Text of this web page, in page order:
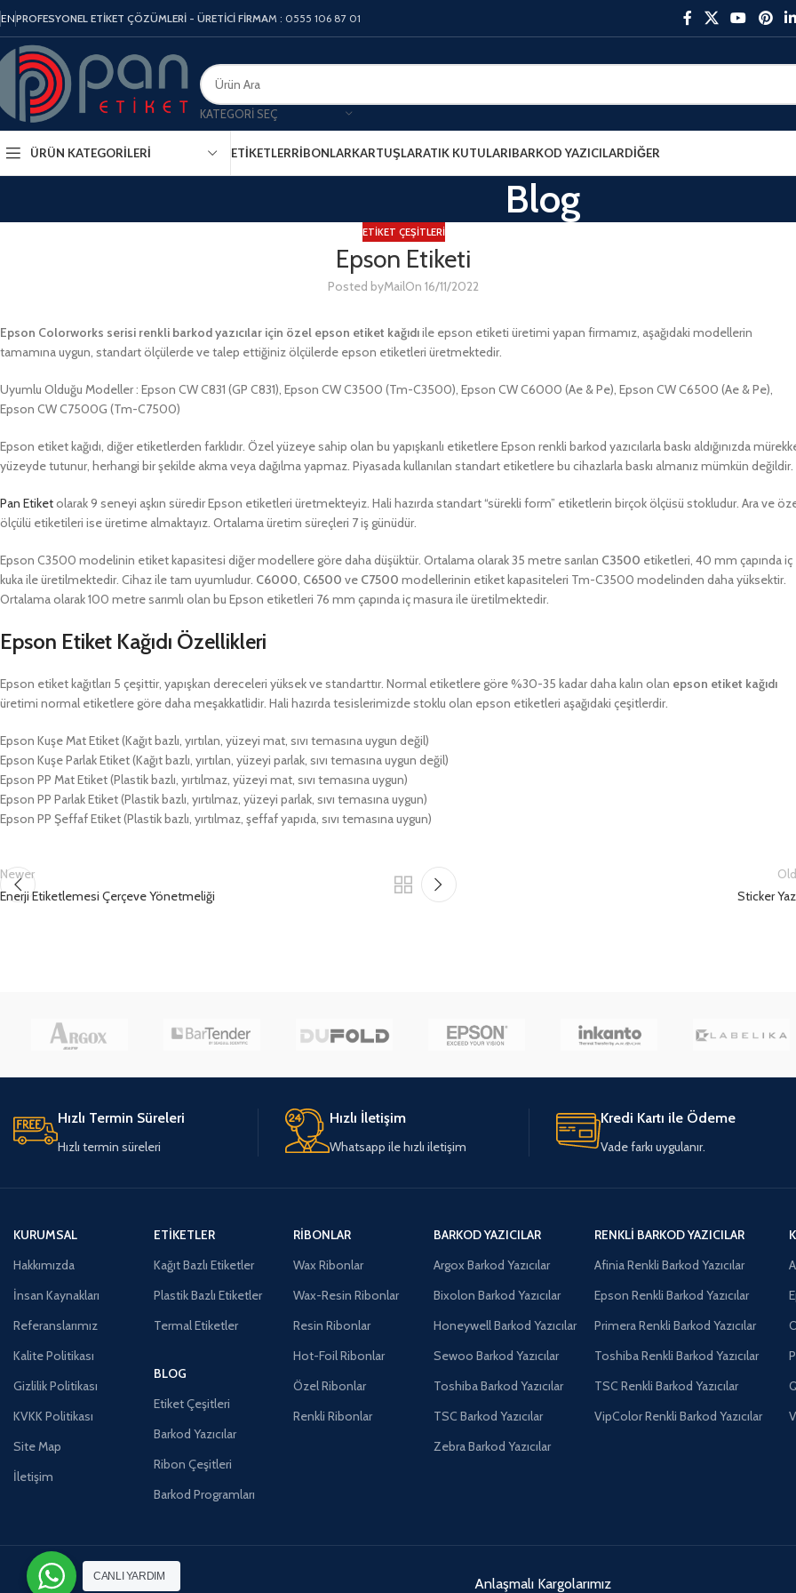
ENPROFESYONEL ETİKET ÇÖZÜMLERİ - ÜRETİCİ FİRMAM : 0555 106 87 01
KATEGORI SEÇ
ÜRÜN KATEGORILERI ETIKETLERRIBONLARKARTUŞLARATIK KUTULARIBARKOD YAZICILARDIĞER
Blog
ETIKET ÇEŞITLERI
Epson Etiketi
Posted byMailOn 16/11/2022
Epson Colorworks serisi renkli barkod yazıcılar için özel epson etiket kağıdıile epson etiketi üretimi yapan firmamız, aşağıdaki modellerin
tamamına uygun, standart ölçülerde ve talep ettiğiniz ölçülerde epson etiketleri üretmektedir.
Uyumlu Olduğu Modeller : Epson CW C831 (GP C831), Epson CW C3500 (Tm-C3500), Epson CW C6000 (Ae & Pe), Epson CW C6500 (Ae & Pe),
Epson CW C7500G (Tm-C7500)
Epson etiket kağıdı, diğer etiketlerden farklıdır. Özel yüzeye sahip olan bu yapışkanlı etiketlere Epson renkli barkod yazıcılarla baskı aldığınızda
yüzeyde tutunur, herhangi bir şekilde akma veya dağılma yapmaz. Piyasada kullanılan standart etiketlere bu cihazlarla baskı almanız mümkün değildir.
Pan Etiketolarak 9 seneyi aşkın süredir Epson etiketleri üretmekteyiz. Hali hazırda standart “sürekli form” etiketlerin birçok ölçüsü stokludur. Ara ve
ölçülü etiketileri ise üretime almaktayız. Ortalama üretim süreçleri 7 iş günüdür.
Epson C3500 modelinin etiket kapasitesi diğer modellere göre daha düşüktür. Ortalama olarak 35 metre sarılan C3500 etiketleri, 40 mm çapında iç
kuka ile üretilmektedir. Cihaz ile tam uyumludur. C6000, C6500 ve C7500 modellerinin etiket kapasiteleri Tm-C3500 modelinden daha yüksektir.
Ortalama olarak 100 metre sarımlı olan bu Epson etiketleri 76 mm çapında iç masura ile üretilmektedir.
Epson Etiket Kağıdı Özellikleri
Epson etiket kağıtları 5 çeşittir, yapışkan dereceleri yüksek ve standarttır. Normal etiketlere göre %30-35 kadar daha kalın olan epson etiket kağıdı
üretimi normal etiketlere göre daha meşakkatlidir. Hali hazırda tesislerimizde stoklu olan epson etiketleri aşağıdaki çeşitlerdir.
Epson Kuşe Mat Etiket (Kağıt bazlı, yırtılan, yüzeyi mat, sıvı temasına uygun değil)
Epson Kuşe Parlak Etiket (Kağıt bazlı, yırtılan, yüzeyi parlak, sıvı temasına uygun değil)
Epson PP Mat Etiket (Plastik bazlı, yırtılmaz, yüzeyi mat, sıvı temasına uygun)
Epson PP Parlak Etiket (Plastik bazlı, yırtılmaz, yüzeyi parlak, sıvı temasına uygun)
Epson PP Şeffaf Etiket (Plastik bazlı, yırtılmaz, şeffaf yapıda, sıvı temasına uygun)
Newer
Enerji Etiketlemesi Çerçeve Yönetmeliği
Sticker
Hızlı Termin Süreleri
Hızlı termin süreleri
Hızlı İletişim
Whatsapp ile hızlı iletişim
Kredi Kartı ile Ödeme
Vade farkı uygulanır.
KURUMSAL
Hakkımızda
İnsan Kaynakları
Referanslarımız
Kalite Politikası
Gizlilik Politikası
KVKK Politikası
Site Map
İletişim
ETIKETLER
Kağıt Bazlı Etiketler
Plastik Bazlı Etiketler
Termal Etiketler
BLOG
Etiket Çeşitleri
Barkod Yazıcılar
Ribon Çeşitleri
Barkod Programları
RIBONLAR
Wax Ribonlar
Wax-Resin Ribonlar
Resin Ribonlar
Hot-Foil Ribonlar
Özel Ribonlar
Renkli Ribonlar
BARKOD YAZICILAR
Argox Barkod Yazıcılar
Bixolon Barkod Yazıcılar
Honeywell Barkod Yazıcılar
Sewoo Barkod Yazıcılar
Toshiba Barkod Yazıcılar
TSC Barkod Yazıcılar
Zebra Barkod Yazıcılar
RENKLI BARKOD YAZICILAR
Afinia Renkli Barkod Yazıcılar
Epson Renkli Barkod Yazıcılar
Primera Renkli Barkod Yazıcılar
Toshiba Renkli Barkod Yazıcılar
TSC Renkli Barkod Yazıcılar
VipColor Renkli Barkod Yazıcılar
Anlaşmalı Kargolarımız
CANLI YARDIM